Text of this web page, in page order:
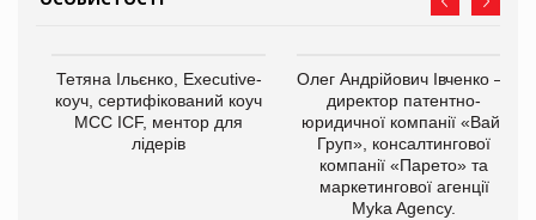
Тетяна Ільєнко, Executive-
коуч, сертифікований коуч
МСС ICF, ментор для
лідерів
Олег Андрійович Івченко —
директор патентно-
юридичної компанії «Вайз
Груп», консалтингової
компанії «Парето» та
маркетингової агенції
Myka Agency.